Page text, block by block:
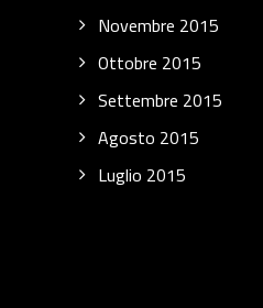
Novembre 2015
Ottobre 2015
Settembre 2015
Agosto 2015
Luglio 2015